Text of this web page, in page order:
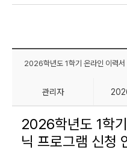
2026학년도 1학기 온라인 이력서
관리자
2026학년도 1학
닉 프로그램 신청